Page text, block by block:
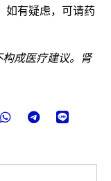
如有疑虑，可请药
成医疗建议。肾